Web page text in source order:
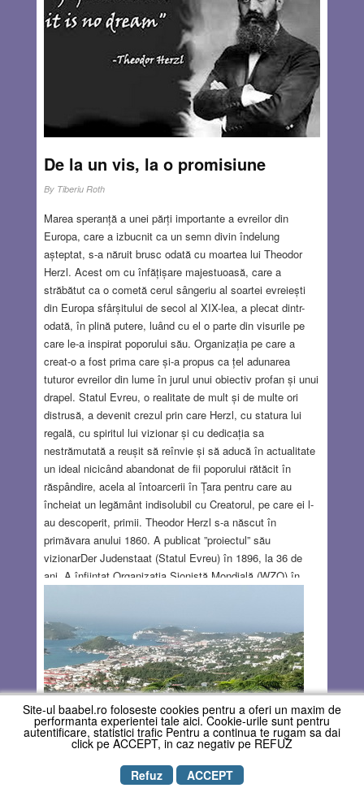
Jabotinsky, pot fi socotiți fără rezerve părinții fondatori ai
națiunii.
Read more…
MAY 14, 2020 7 COMMENTS
De la un vis, la o promisiune
By Tiberiu Roth
Marea speranță a unei părți importante a evreilor din
Europa, care a izbucnit ca un semn divin îndelung
așteptat, s-a năruit brusc odată cu moartea lui Theodor
Herzl. Acest om cu înfățișare majestuoasă, care a
străbătut ca o cometă cerul sângeriu al soartei evreiești
din Europa sfârșitului de secol al XIX-lea, a plecat dintr-
odată, în plină putere, luând cu el o parte din visurile pe
care le-a inspirat poporului său. Organizația pe care a
creat-o a fost prima care și-a propus ca țel adunarea
tuturor evreilor din lume în jurul unui obiectiv profan și unui
drapel. Statul Evreu, o realitate de mult și de multe ori
distrusă, a devenit crezul prin care Herzl, cu statura lui
regală, cu spiritul lui vizionar și cu dedicația sa
nestrămutată a reușit să reînvie și să aducă în actualitate
un ideal nicicând abandonat de fii poporului rătăcit în
răspândire, acela al întoarcerii în Țara pentru care au
încheiat un legământ indisolubil cu Creatorul, pe care ei l-
au descoperit, primii. Theodor Herzl s-a născut în
primăvara anului 1860. A publicat ”proiectul” său
vizionarDer Judenstaat (Statul Evreu) în 1896, la 36 de
ani. A înființat Organizația Sionistă Mondială (WZO) în
înlăturării persecuției evreilor, prin recunoașterea
drepturilor istorice ale poporului evreu la patria sa
ancestrală Ereț Israel, redenumită Palestina
Read
more…
APR 30, 2020 7 COMMENTS
Site-ul baabel.ro foloseste cookies pentru a oferi un maxim de
performanta experientei tale aici. Cookie-urile sunt pentru
autentificare, statistici trafic Pentru a continua te rugam sa dai
click pe ACCEPT, in caz negativ pe REFUZ
Refuz
ACCEPT